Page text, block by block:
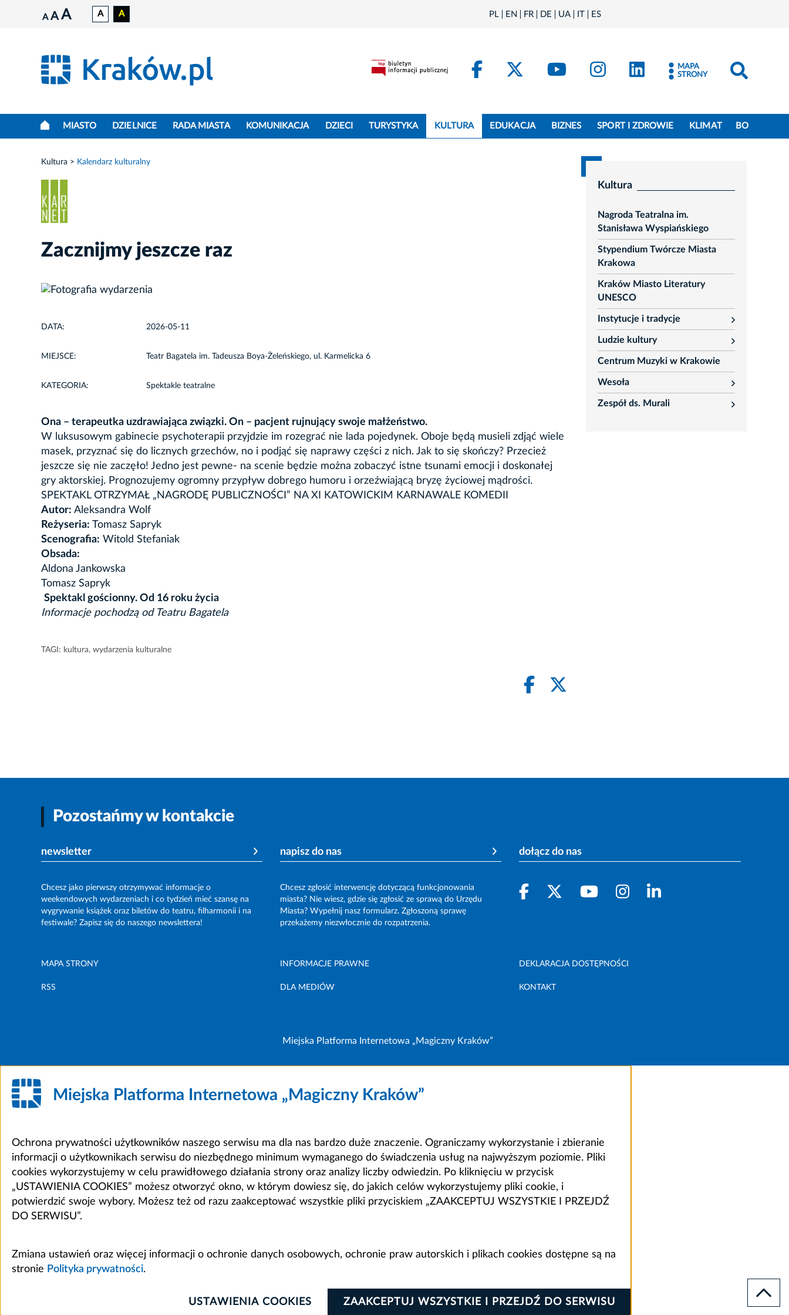
A A A A A PL EN FR DE UA IT ES
FacebookKraków - X
Kraków - YouTube
Kraków - Instagram
Kraków - LinkedIn
MAPA
STRONY
MIASTO DZIELNICE RADA MIASTA KOMUNIKACJA DZIECI TURYSTYKA KULTURA EDUKACJA BIZNES SPORT I ZDROWIE KLIMAT BO
Kultura Kalendarz kulturalny
Zacznijmy jeszcze raz
DATA: 2026-05-11
MIEJSCE: Teatr Bagatela im. Tadeusza Boya-Żeleńskiego, ul. Karmelicka 6
KATEGORIA: Spektakle teatralne
Ona – terapeutka uzdrawiająca związki. On – pacjent rujnujący swoje małżeństwo.
W luksusowym gabinecie psychoterapii przyjdzie im rozegrać nie lada pojedynek. Oboje będą musieli zdjąć wiele
masek, przyznać się do licznych grzechów, no i podjąć się naprawy części z nich. Jak to się skończy? Przecież
jeszcze się nie zaczęło! Jedno jest pewne- na scenie będzie można zobaczyć istne tsunami emocji i doskonałej
gry aktorskiej. Prognozujemy ogromny przypływ dobrego humoru i orzeźwiającą bryzę życiowej mądrości.
SPEKTAKL OTRZYMAŁ „NAGRODĘ PUBLICZNOŚCI” NA XI KATOWICKIM KARNAWALE KOMEDII
Autor: Aleksandra Wolf
Reżyseria: Tomasz Sapryk
Scenografia: Witold Stefaniak
Obsada:
Aldona Jankowska
Tomasz Sapryk
Spektakl gościonny. Od 16 roku życia
Informacje pochodzą od Teatru Bagatela
TAGI: kultura, wydarzenia kulturalne
Kultura
Nagroda Teatralna im.
Stanisława Wyspiańskiego
Stypendium Twórcze Miasta
Krakowa
Kraków Miasto Literatury
UNESCO
Instytucje i tradycje
rozwiń
Ludzie kultury
rozwiń
Centrum Muzyki w Krakowie
Wesoła
rozwiń
Zespół ds. Murali
rozwiń
Pozostańmy w kontakcie
newsletter
Chcesz jako pierwszy otrzymywać informacje o
weekendowych wydarzeniach i co tydzień mieć szansę na
wygrywanie książek oraz biletów do teatru, filharmonii i na
festiwale? Zapisz się do naszego newslettera!
napisz do nas
Chcesz zgłosić interwencję dotyczącą funkcjonowania
miasta? Nie wiesz, gdzie się zgłosić ze sprawą do Urzędu
Miasta? Wypełnij nasz formularz. Zgłoszoną sprawę
przekażemy niezwłocznie do rozpatrzenia.
dołącz do nas
MAPA STRONY INFORMACJE PRAWNE DEKLARACJA DOSTĘPNOŚCI
RSS DLA MEDIÓW KONTAKT
Miejska Platforma Internetowa „Magiczny Kraków”
Miejska Platforma Internetowa „Magiczny Kraków”
Ochrona prywatności użytkowników naszego serwisu ma dla nas bardzo duże znaczenie. Ograniczamy wykorzystanie i zbieranie
informacji o użytkownikach serwisu do niezbędnego minimum wymaganego do świadczenia usług na najwyższym poziomie. Pliki
cookies wykorzystujemy w celu prawidłowego działania strony oraz analizy liczby odwiedzin. Po kliknięciu w przycisk
„USTAWIENIA COOKIES” możesz otworzyć okno, w którym dowiesz się, do jakich celów wykorzystujemy pliki cookie, i
potwierdzić swoje wybory. Możesz też od razu zaakceptować wszystkie pliki przyciskiem „ZAAKCEPTUJ WSZYSTKIE I PRZEJDŹ
DO SERWISU”.
Zmiana ustawień oraz więcej informacji o ochronie danych osobowych, ochronie praw autorskich i plikach cookies dostępne są na
stronie Polityka prywatności.
ZAAKCEPTUJ WSZYSTKIE I PRZEJDŹ DO SERWISU
USTAWIENIA COOKIES